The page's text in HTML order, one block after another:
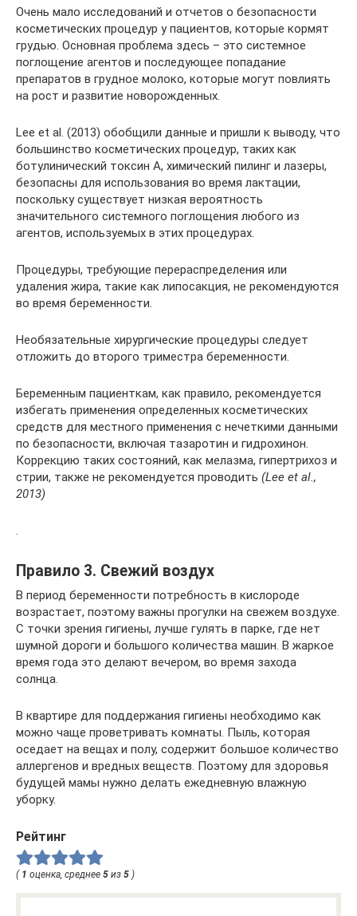
Очень мало исследований и отчетов о безопасности
косметических процедур у пациентов, которые кормят
грудью. Основная проблема здесь – это системное
поглощение агентов и последующее попадание
препаратов в грудное молоко, которые могут повлиять
на рост и развитие новорожденных.
Lee et al. (2013) обобщили данные и пришли к выводу, что
большинство косметических процедур, таких как
ботулинический токсин А, химический пилинг и лазеры,
безопасны для использования во время лактации,
поскольку существует низкая вероятность
значительного системного поглощения любого из
агентов, используемых в этих процедурах.
Процедуры, требующие перераспределения или
удаления жира, такие как липосакция, не рекомендуются
во время беременности.
Необязательные хирургические процедуры следует
отложить до второго триместра беременности.
Беременным пациенткам, как правило, рекомендуется
избегать применения определенных косметических
средств для местного применения с нечеткими данными
по безопасности, включая тазаротин и гидрохинон.
Коррекцию таких состояний, как мелазма, гипертрихоз и
стрии, также не рекомендуется проводить (Lee et al.,
2013)
.
Правило 3. Свежий воздух
В период беременности потребность в кислороде
возрастает, поэтому важны прогулки на свежем воздухе.
С точки зрения гигиены, лучше гулять в парке, где нет
шумной дороги и большого количества машин. В жаркое
время года это делают вечером, во время захода
солнца.
В квартире для поддержания гигиены необходимо как
можно чаще проветривать комнаты. Пыль, которая
оседает на вещах и полу, содержит большое количество
аллергенов и вредных веществ. Поэтому для здоровья
будущей мамы нужно делать ежедневную влажную
уборку.
Рейтинг
( 1 оценка, среднее 5 из 5 )